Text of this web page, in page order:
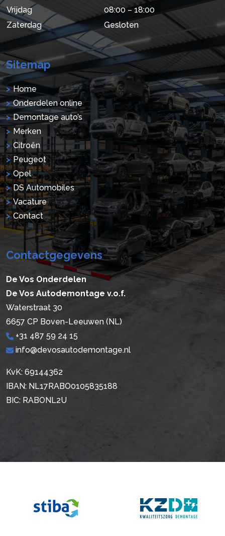
Vrijdag
08:00 – 18:00
Zaterdag
Gesloten
Sitemap
Home
Onderdelen online
Demontage auto’s
Merken
Citroën
Peugeot
Opel
DS Automobiles
Vacature
Contact
Contactgegevens
De Vos Onderdelen
De Vos Autodemontage v.o.f.
Waterstraat 30
6657 CP Boven-Leeuwen (NL)
+31 487 59 24 15
info@devosautodemontage.nl
KvK: 69144362
IBAN: NL17RABO0105835188
BIC: RABONL2U